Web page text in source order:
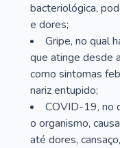
bacteriológica,
e dores;
Gripe, no qual
que atinge desde
como sintomas
nariz entupido;
COVID-19, no
o organismo,
até dores,